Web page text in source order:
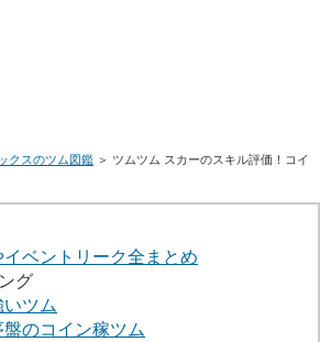
クスのツム図鑑 ＞ ツムツム スカーのスキル評価！コイ
ベントリーク全まとめ
グ
いツム
盤のコイン稼ツム